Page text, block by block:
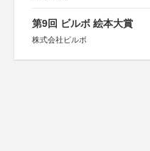
第9回 ビルボ 絵本大賞
株式会社ビルボ